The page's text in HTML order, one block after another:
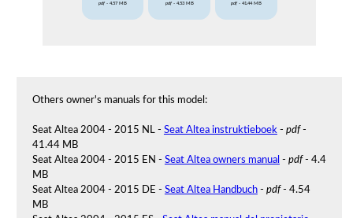
pdf- 4.57 MB pdf- 4.53 MB pdf- 41.44 MB
Others owner's manuals for this model:
Seat Altea 2004 - 2015 NL - Seat Altea instruktieboek - pdf-
41.44 MB
Seat Altea 2004 - 2015 EN - Seat Altea owners manual - pdf- 4.4
MB
Seat Altea 2004 - 2015 DE - Seat Altea Handbuch- pdf- 4.54
MB